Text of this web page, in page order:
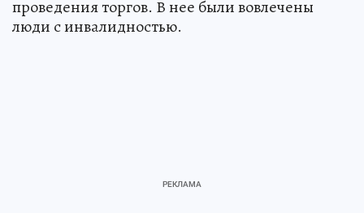
проведения торгов. В нее были вовлечены
люди с инвалидностью.